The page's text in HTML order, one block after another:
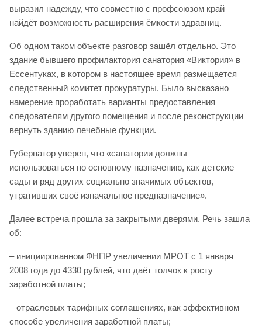
выразил надежду, что совместно с профсоюзом край
найдёт возможность расширения ёмкости здравниц.
Об одном таком объекте разговор зашёл отдельно. Это
здание бывшего профилактория санатория «Виктория» в
Ессентуках, в котором в настоящее время размещается
следственный комитет прокуратуры. Было высказано
намерение проработать варианты предоставления
следователям другого помещения и после реконструкции
вернуть зданию лечебные функции.
Губернатор уверен, что «санатории должны
использоваться по основному назначению, как детские
сады и ряд других социально значимых объектов,
утративших своё изначальное предназначение».
Далее встреча прошла за закрытыми дверями. Речь зашла
об:
– инициированном ФНПР увеличении МРОТ с 1 января
2008 года до 4330 рублей, что даёт толчок к росту
заработной платы;
– отраслевых тарифных соглашениях, как эффективном
способе увеличения заработной платы;